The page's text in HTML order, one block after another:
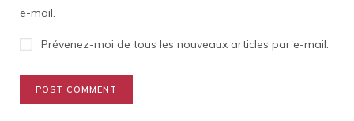
e-mail.
Prévenez-moi de tous les nouveaux articles par e-mail.